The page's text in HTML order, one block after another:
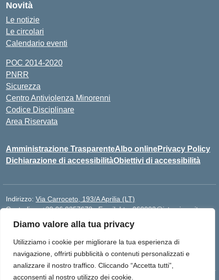
Diamo valore alla tua privacy
Utilizziamo i cookie per migliorare la tua esperienza di
navigazione, offrirti pubblicità o contenuti personalizzati e
analizzare il nostro traffico. Cliccando “Accetta tutti”,
acconsenti al nostro utilizzo dei cookie.
Novità
Le notizie
Le circolari
Calendario eventi
POC 2014-2020
PNRR
Sicurezza
Centro Antiviolenza Minorenni
Codice Disciplinare
Area Riservata
Amministrazione TrasparenteAlbo onlinePrivacy Policy
Dichiarazione di accessibilitàObiettivi di accessibilità
Indirizzo: Via Carroceto, 193/A Aprilia (LT)
Centralino:+39 06 9257678 Email:Ltps060002@istruzione.it
Posta elettronica certificata (PEC):Ltps060002@pec.istruzione.it
Codice meccanografico:
LTPS060002